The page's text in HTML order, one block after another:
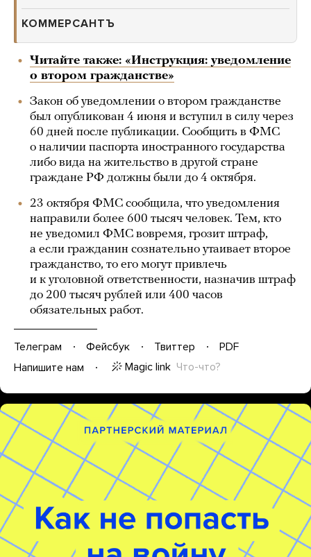
КОММЕРСАНТЪ
Читайте также: «Инструкция: уведомление
о втором гражданстве»
Закон об уведомлении о втором гражданстве
был опубликован 4 июня и вступил в силу через
60 дней после публикации. Сообщить в ФМС
о наличии паспорта иностранного государства
либо вида на жительство в другой стране
граждане РФ должны были до 4 октября.
23 октября ФМС сообщила, что уведомления
направили более 600 тысяч человек. Тем, кто
не уведомил ФМС вовремя, грозит штраф,
а если гражданин сознательно утаивает второе
гражданство, то его могут привлечь
и к уголовной ответственности, назначив штраф
до 200 тысяч рублей или 400 часов
обязательных работ.
Телеграм Фейсбук Твиттер
PDF
Напишите нам
Magic link Что-что?